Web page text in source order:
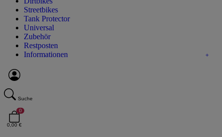
Streetbikes
Tank Protector
Universal
Zubehör
Restposten
Informationen
Suche
0
0,00 €